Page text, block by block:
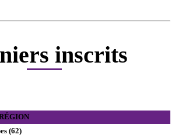
inscrits
(62)